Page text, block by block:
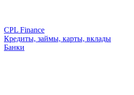
CPL Finance
Кредиты, займы, карты, вклады
Банки